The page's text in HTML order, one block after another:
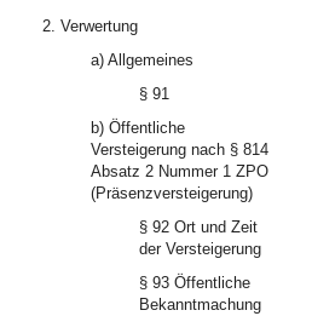
2. Verwertung
a) Allgemeines
§ 91
b) Öffentliche
Versteigerung nach § 814
Absatz 2 Nummer 1 ZPO
(Präsenzversteigerung)
§ 92 Ort und Zeit
der Versteigerung
§ 93 Öffentliche
Bekanntmachung